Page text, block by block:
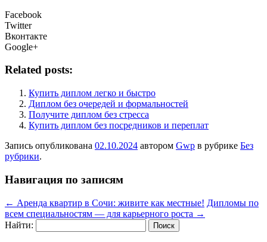
Facebook
Twitter
Вконтакте
Google+
Related posts:
Купить диплом легко и быстро
Диплом без очередей и формальностей
Получите диплом без стресса
Купить диплом без посредников и переплат
Запись опубликована 02.10.2024 автором Gwp в рубрике Без
рубрики.
Навигация по записям
← Аренда квартир в Сочи: живите как местные! Дипломы по
всем специальностям — для карьерного роста →
Найти: